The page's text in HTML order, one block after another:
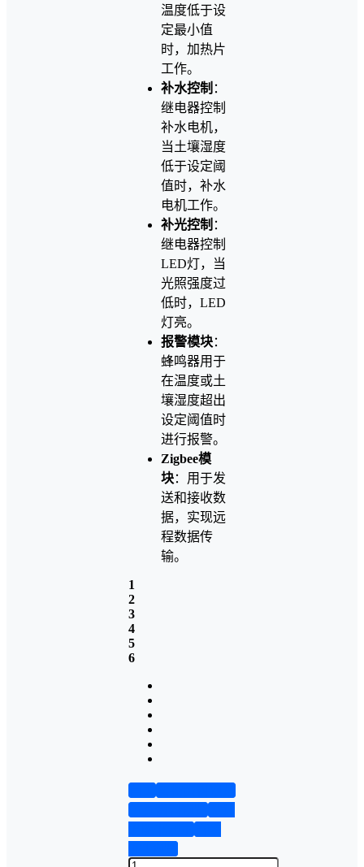
温度低于设
定最小值
时，加热片
工作。
补水控制 ：
继电器控制
补水电机，
当土壤湿度
低于设定阈
值时，补水
电机工作。
补光控制 ：
继电器控制
LED灯，当
光照强度过
低时，LED
灯亮。
报警模块：
蜂鸣器用于
在温度或土
壤湿度超出
设定阈值时
进行报警。
Zigbee模
块：用于发
送和接收数
据，实现远
程数据传
输。
1
2
3
4
5
6